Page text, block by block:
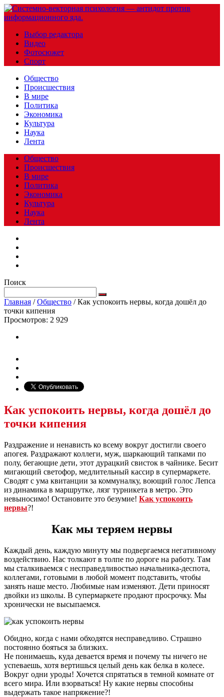
Выбор редактора
Видео
Фотосюжет
Спорт
Общество
Происшествия
В мире
Политика
Экономика
Культура
Наука
Лента
Общество
Происшествия
В мире
Политика
Экономика
Культура
Наука
Лента
Поиск
Главная /Общество /Как успокоить нервы, когда дошёл до
точки кипения
Просмотров: 2 929
Как успокоить нервы, когда дошёл до
точки кипения
Раздражение и ненависть ко всему вокруг достигли своего
апогея. Раздражают коллеги, муж, шаркающий тапками по
полу, бегающие дети, этот дурацкий свисток в чайнике. Бесит
мигающий светофор, медлительный кассир в супермаркете.
Сводят с ума квитанции за коммуналку, воющий голос Лепса
из динамика в маршрутке, лязг турникета в метро. Это
невыносимо! Остановите это безумие! Как успокоить
нервы?!
Как мы теряем нервы
Каждый день, каждую минуту мы подвергаемся негативному
воздействию. Нас толкают в толпе по дороге на работу. Там
мы сталкиваемся с несправедливостью начальника-деспота,
коллегами, готовыми в любой момент подставить, чтобы
занять наше место. Любимые нам изменяют. Дети приносят
двойки из школы. В супермаркете продают просрочку. Мы
хронически не высыпаемся.
Обидно, когда с нами обходятся несправедливо. Страшно
постоянно бояться за близких.
Не понимаешь, куда девается время и почему ты ничего не
успеваешь, хотя вертишься целый день как белка в колесе.
Вокруг одни уроды! Хочется спрятаться в темной комнате от
всего мира. Или взорваться! Ну какие нервы способны
выдержать такое напряжение?!